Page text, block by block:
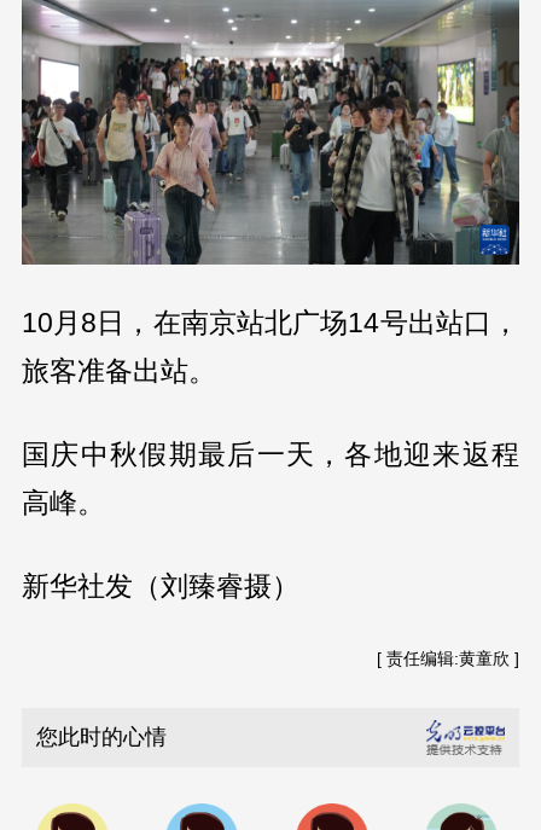
10月8日，在南京站北广场14号出站口，
旅客准备出站。
国庆中秋假期最后一天，各地迎来返程
高峰。
新华社发（刘臻睿摄）
[ 责任编辑:黄童欣 ]
您此时的心情